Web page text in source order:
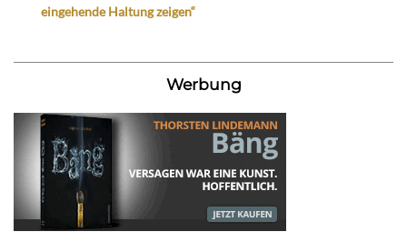
eingehende Haltung zeigen“
Werbung